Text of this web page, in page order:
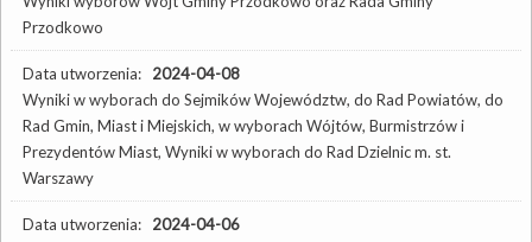
Przodkowo
Data utworzenia: 2024-04-08
Wyniki w wyborach do Sejmików Województw, do Rad Powiatów, do
Rad Gmin, Miast i Miejskich, w wyborach Wójtów, Burmistrzów i
Prezydentów Miast, Wyniki w wyborach do Rad Dzielnic m. st.
Warszawy
Data utworzenia: 2024-04-06